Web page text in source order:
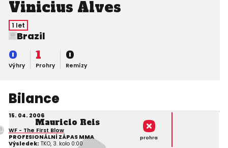
Vinicius Alves
1 let
Brazil
Výhry
0
Prohry
1
Remízy
0
Bilance
15. 04. 2006
Mauricio Reis
WF - The First Blow
PROFESIONÁLNÍ ZÁPAS MMA
Výsledek: TKO, 3. kolo 0:00
prohra